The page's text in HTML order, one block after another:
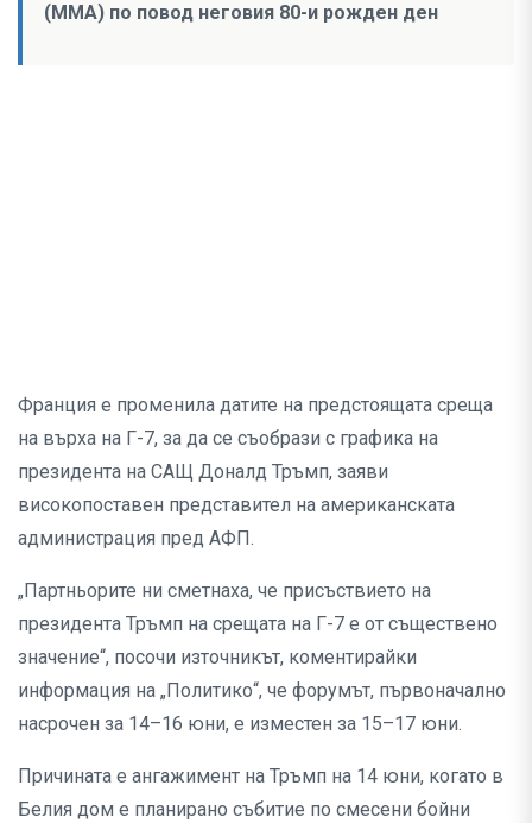
(MMA) по повод неговия 80-и рожден ден
Франция е променила датите на предстоящата среща
на върха на Г-7, за да се съобрази с графика на
президента на САЩ Доналд Тръмп, заяви
високопоставен представител на американската
администрация пред АФП.
„Партньорите ни сметнаха, че присъствието на
президента Тръмп на срещата на Г-7 е от съществено
значение“, посочи източникът, коментирайки
информация на „Политико“, че форумът, първоначално
насрочен за 14–16 юни, е изместен за 15–17 юни.
Причината е ангажимент на Тръмп на 14 юни, когато в
Белия дом е планирано събитие по смесени бойни